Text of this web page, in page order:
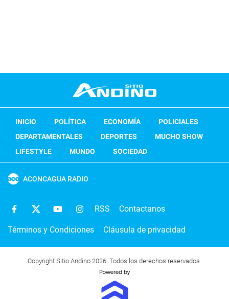
INICIO POLÍTICA ECONOMÍA
POLICIALES
DEPARTAMENTALES
DEPORTES
MUCHO SHOW
LIFESTYLE
MUNDO SOCIEDAD
ACONCAGUA RADIO
RSS Contactanos
Términos y Condiciones Cláusula de privacidad
Copyright Sitio Andino 2026. Todos los derechos reservados.